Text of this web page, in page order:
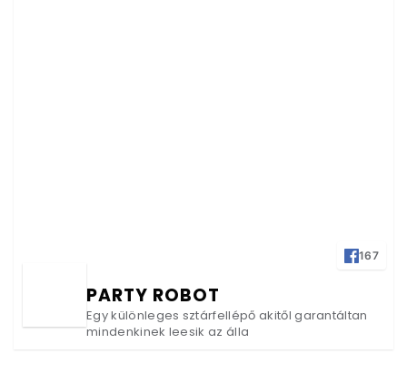
167
PARTY ROBOT
Egy különleges sztárfellépő akitől garantáltan
mindenkinek leesik az álla